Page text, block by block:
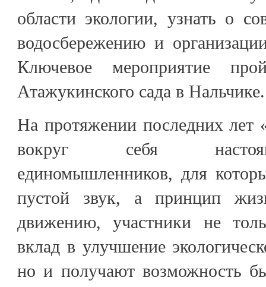
области экологии, узнать о
водосбережению и
Ключевое мероприятие
Атажукинского сада в Нальчике.
На протяжении последних лет
вокруг себя
единомышленников, для
пустой звук, а принцип
движению, участники не
вклад в улучшение
но и получают возможность